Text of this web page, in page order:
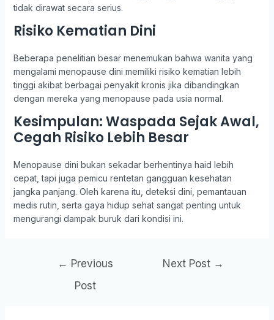
tidak dirawat secara serius.
Risiko Kematian Dini
Beberapa penelitian besar menemukan bahwa wanita yang
mengalami menopause dini memiliki risiko kematian lebih
tinggi akibat berbagai penyakit kronis jika dibandingkan
dengan mereka yang menopause pada usia normal.
Kesimpulan: Waspada Sejak Awal,
Cegah Risiko Lebih Besar
Menopause dini bukan sekadar berhentinya haid lebih
cepat, tapi juga pemicu rentetan gangguan kesehatan
jangka panjang. Oleh karena itu, deteksi dini, pemantauan
medis rutin, serta gaya hidup sehat sangat penting untuk
mengurangi dampak buruk dari kondisi ini.
← Previous
Post
Next Post →